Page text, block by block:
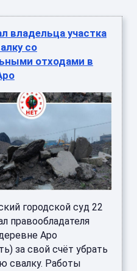
владельца участка
со
отходами в
городской суд 22
правообладателя
Аро
за свой счёт убрать
свалку. Работы